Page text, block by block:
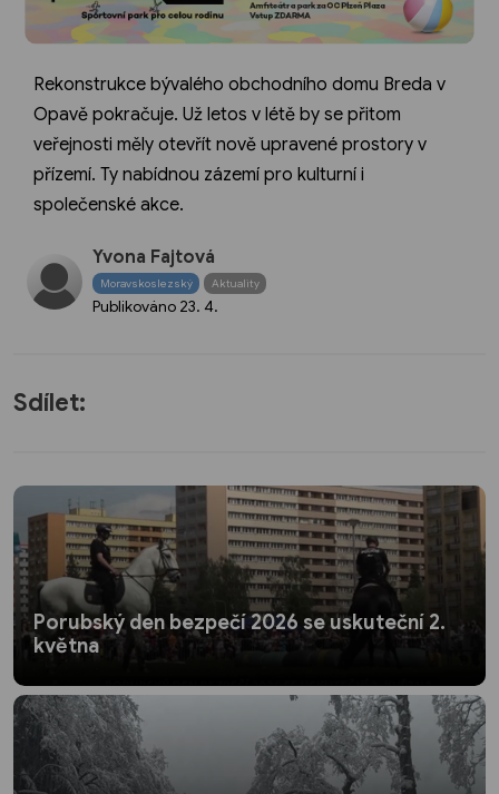
Rekonstrukce bývalého obchodního domu Breda v
Opavě pokračuje. Už letos v létě by se přitom
veřejnosti měly otevřít nově upravené prostory v
přízemí. Ty nabídnou zázemí pro kulturní i
společenské akce.
Yvona Fajtová
Moravskoslezský Aktuality
Publikováno 23. 4.
Sdílet:
Porubský den bezpečí 2026 se uskuteční 2.
května